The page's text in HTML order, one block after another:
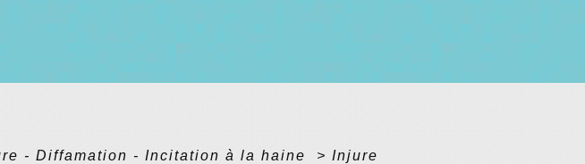
- Diffamation - Incitation à la haine > Injure